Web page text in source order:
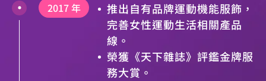
2017 年
推出自有品牌運動機能服飾，
完善女性運動生活相關產品
線。
榮獲《天下雜誌》評鑑金牌服
務大賞。